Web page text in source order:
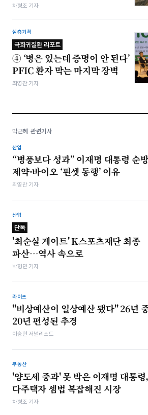
차형조 기자
심층기획
극희귀질환 리포트
④ ‘병은 있는데 증명이 안 된다’
PFIC 환자 막는 마지막 장벽
최영찬 기자
박근혜 관련기사
산업
“병풍보다 성과” 이재명 대통령 순
제약·바이오 ‘핀셋 동행’ 이유
최영찬 기자
산업
단독
'최순실 게이트' K스포츠재단 최종
파산…역사 속으로
박형민 기자
라이프
"비상예산이 일상예산 됐다" 26년
20년 편성된 추경
이승현 저널리스트
부동산
'양도세 중과' 못 박은 이재명 대통령,
다주택자 셈법 복잡해진 시장
차형조 기자